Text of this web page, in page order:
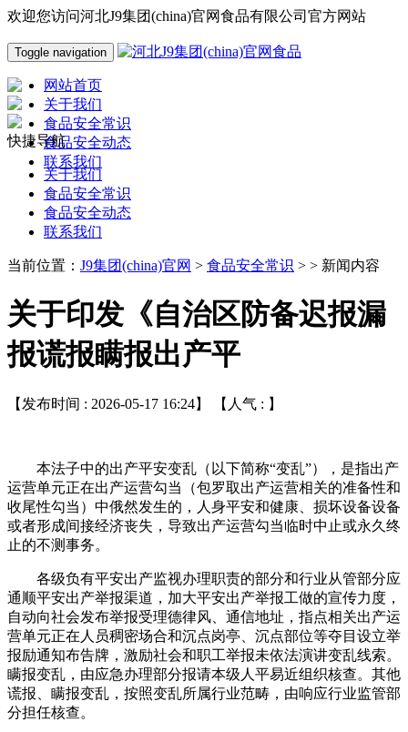
欢迎您访问河北J9集团(china)官网食品有限公司官方网站
Toggle navigation
网站首页
关于我们
食品安全常识
食品安全动态
联系我们
快捷导航
关于我们
食品安全常识
食品安全动态
联系我们
当前位置： J9集团(china)官网 > 食品安全常识 > > 新闻内容
关于印发《自治区防备迟报漏
报谎报瞒报出产平
【发布时间 : 2026-05-17 16:24】 【人气 : 】
本法子中的出产平安变乱（以下简称“变乱”），是指出产
运营单元正在出产运营勾当（包罗取出产运营相关的准备性和
收尾性勾当）中俄然发生的，人身平安和健康、损坏设备设备
或者形成间接经济丧失，导致出产运营勾当临时中止或永久终
止的不测事务。
各级负有平安出产监视办理职责的部分和行业从管部分应
通顺平安出产举报渠道，加大平安出产举报工做的宣传力度，
自动向社会发布举报受理德律风、通信地址，指点相关出产运
营单元正在人员稠密场合和沉点岗亭、沉点部位等夺目设立举
报励通知布告牌，激励社会和职工举报未依法演讲变乱线索。
瞒报变乱，由应急办理部分报请本级人平易近组织核查。其他
谎报、瞒报变乱，按照变乱所属行业范畴，由响应行业监管部
分担任核查。